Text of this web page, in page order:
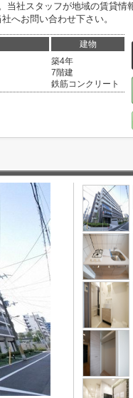
社スタッフが地域の賃貸情
へお問い合わせ下さい。
建物
築4年
7階建
鉄筋コンクリート